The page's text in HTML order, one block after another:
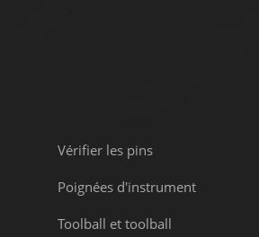
Vérifier les pins
Poignées d'instrument
Toolball et toolball